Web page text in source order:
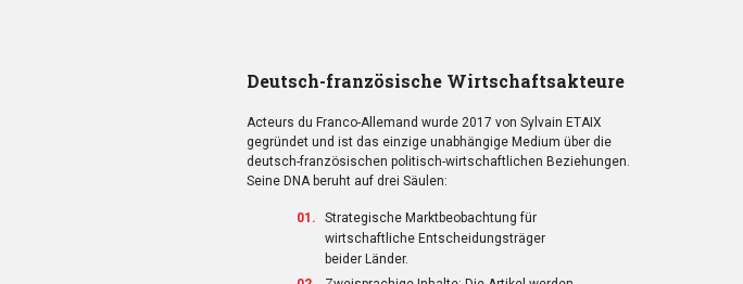
Deutsch-französische Wirtschaftsakteure
Acteurs du Franco-Allemand wurde 2017 von Sylvain ETAIX
gegründet und ist das einzige unabhängige Medium über die
deutsch-französischen politisch-wirtschaftlichen Beziehungen.
Seine DNA beruht auf drei Säulen:
Strategische Marktbeobachtung für
wirtschaftliche Entscheidungsträger
beider Länder.